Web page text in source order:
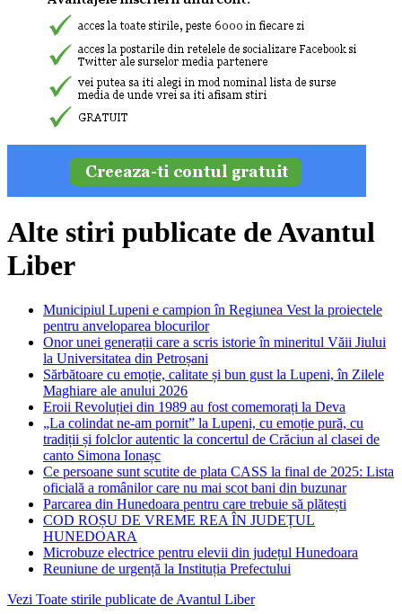
Alte stiri publicate de Avantul
Liber
Municipiul Lupeni e campion în Regiunea Vest la proiectele
pentru anveloparea blocurilor
Onor unei generații care a scris istorie în mineritul Văii Jiului
la Universitatea din Petroșani
Sărbătoare cu emoție, calitate și bun gust la Lupeni, în Zilele
Maghiare ale anului 2026
Eroii Revoluției din 1989 au fost comemorați la Deva
„La colindat ne-am pornit” la Lupeni, cu emoție pură, cu
tradiții și folclor autentic la concertul de Crăciun al clasei de
canto Simona Ionașc
Ce persoane sunt scutite de plata CASS la final de 2025: Lista
oficială a românilor care nu mai scot bani din buzunar
Parcarea din Hunedoara pentru care trebuie să plătești
COD ROȘU DE VREME REA ÎN JUDEȚUL
HUNEDOARA
Microbuze electrice pentru elevii din județul Hunedoara
Reuniune de urgență la Instituția Prefectului
Vezi Toate stirile publicate de Avantul Liber